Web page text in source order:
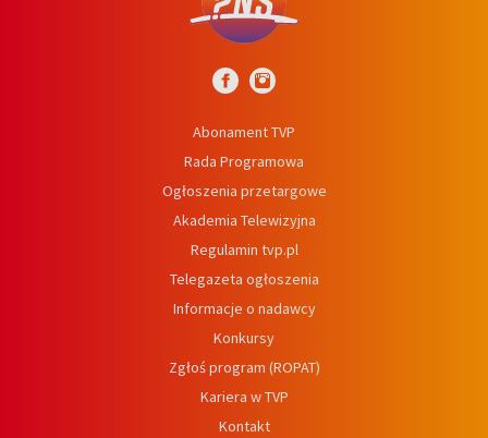
Abonament TVP
Rada Programowa
Ogłoszenia przetargowe
Akademia Telewizyjna
Regulamin tvp.pl
Telegazeta ogłoszenia
Informacje o nadawcy
Konkursy
Zgłoś program (ROPAT)
Kariera w TVP
Kontakt